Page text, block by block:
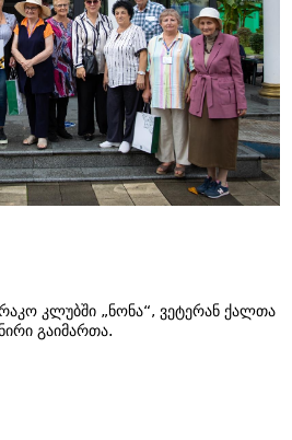
კლუბში „ნონა“, ვეტერან ქალთა
გაიმართა.